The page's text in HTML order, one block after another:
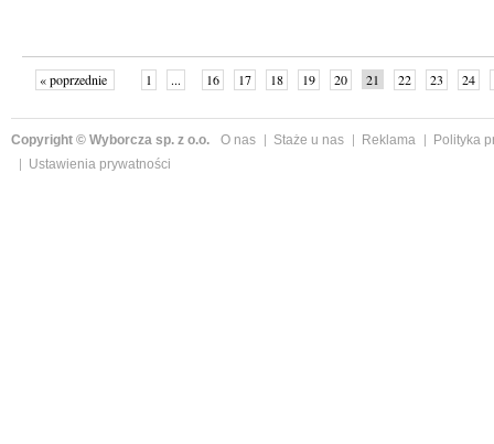
« poprzednie 1 ... 16 17 18 19 20 21 22 23 24
Copyright © Wyborcza sp. z o.o. O nas Staże u nas Reklama
Polityka
Ustawienia prywatności